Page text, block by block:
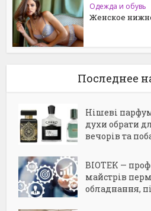
Одежда и обувь
Женское
Последнее
Нішеві
духи обрати
вечорів та
BIOTEK —
майстрів
обладнання,